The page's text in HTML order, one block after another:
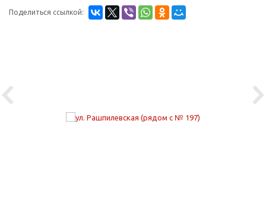
Поделиться ссылкой:
Previous